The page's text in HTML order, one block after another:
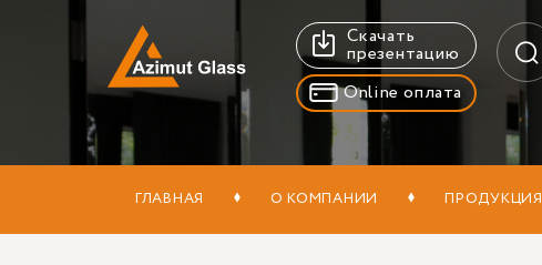
Скачать
презентацию
Online оплата
ГЛАВНАЯ О КОМПАНИИ ПРОДУКЦИЯ